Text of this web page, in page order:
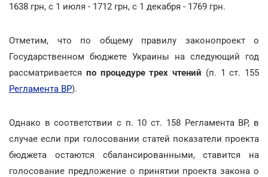
1638 грн, с 1 июля - 1712 грн, с 1 декабря - 1769 грн.
Отметим, что по общему правилу законопроект о
Государственном бюджете Украины на следующий год
рассматривается по процедуре трех чтений (п. 1 ст. 155
Регламента ВР).
Однако в соответствии с п. 10 ст. 158 Регламента ВР, в
случае если при голосовании статей показатели проекта
бюджета остаются сбалансированными, ставится на
голосование предложение о принятии проекта закона о